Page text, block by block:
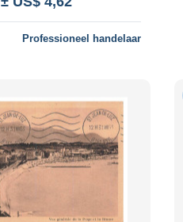
Professioneel handelaar